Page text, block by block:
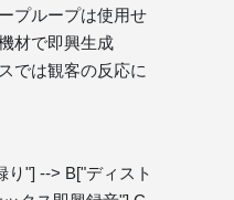
プループは使用せ
材で即興生成
では観客の反応に
り"] --> B["ディスト